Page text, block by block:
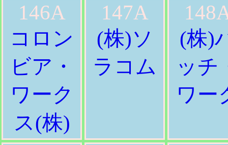
146A
コロン
ビア・
ワーク
ス(株)
147A
(株)ソ
ラコム
(株)
ッチ
ワー